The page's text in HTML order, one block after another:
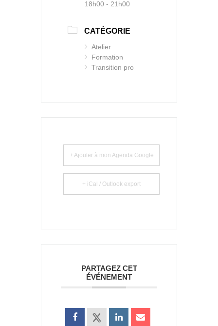
18h00 - 21h00
CATÉGORIE
Atelier
Formation
Transition pro
+ Ajouter à mon Agenda Google
+ iCal / Outlook export
PARTAGEZ CET
ÉVÉNEMENT